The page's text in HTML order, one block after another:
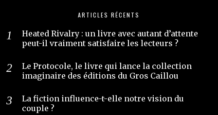
ARTICLES RÉCENTS
Heated Rivalry : un livre avec autant d’attente
peut-il vraiment satisfaire les lecteurs ?
Le Protocole, le livre qui lance la collection
imaginaire des éditions du Gros Caillou
La fiction influence-t-elle notre vision du
couple ?